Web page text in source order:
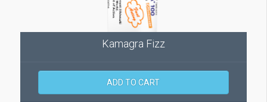
Kamagra Fizz
ADD TO CART